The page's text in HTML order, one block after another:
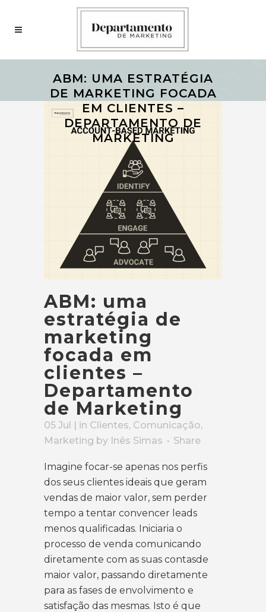
ABM: UMA ESTRATÉGIA
DE MARKETING FOCADA
EM CLIENTES –
DEPARTAMENTO DE
MARKETING
ABM: uma
estratégia de
marketing
focada em
clientes –
Departamento
de Marketing
05 Jul | in Clientes, Comunicação,
Marketing by Inês Simas Share
Imagine focar-se apenas nos perfis
dos seus clientes ideais que geram
vendas de maior valor, sem perder
tempo a tentar convencer leads
menos qualificadas. Iniciaria o
processo de venda comunicando
diretamente com as suas contasde
maior valor, passando diretamente
para as fases de envolvimento e
satisfação das mesmas. Isto é que